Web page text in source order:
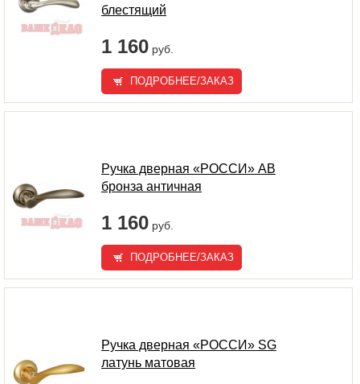
блестящий
1 160 руб.
ПОДРОБНЕЕ/ЗАКАЗ
Ручка дверная «РОССИ» AB
бронза античная
1 160 руб.
ПОДРОБНЕЕ/ЗАКАЗ
Ручка дверная «РОССИ» SG
латунь матовая